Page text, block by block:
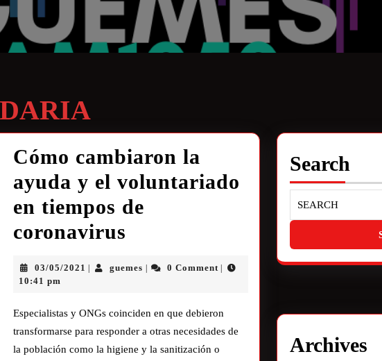
Cómo cambiaron la
ayuda y el voluntariado
en tiempos de
coronavirus
03/05/2021 guemes 0 Comment
10:41 pm
Especialistas y ONGs coinciden en que debieron
transformarse para responder a otras necesidades de
la población como la higiene y la sanitización o
Search
Archives